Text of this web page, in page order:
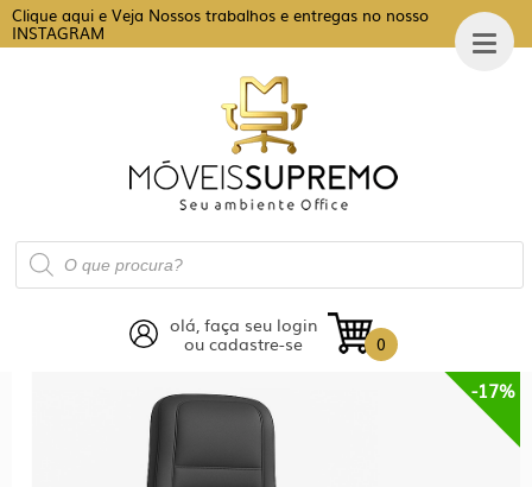
Clique aqui e Veja Nossos trabalhos e entregas no nosso
INSTAGRAM
Pesquisar
produtos
0
olá, faça seu login
ou cadastre-se
-17%